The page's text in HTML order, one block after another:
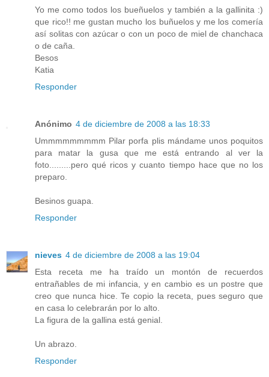
Yo me como todos los bueñuelos y también a la gallinita :)
que rico!! me gustan mucho los buñuelos y me los comería
así solitas con azúcar o con un poco de miel de chanchaca
o de caña.
Besos
Katia
Responder
Anónimo 4 de diciembre de 2008 a las 18:33
Ummmmmmmmm Pilar porfa plis mándame unos poquitos
para matar la gusa que me está entrando al ver la
foto.........pero qué ricos y cuanto tiempo hace que no los
preparo.
Besinos guapa.
Responder
nieves 4 de diciembre de 2008 a las 19:04
Esta receta me ha traído un montón de recuerdos
entrañables de mi infancia, y en cambio es un postre que
creo que nunca hice. Te copio la receta, pues seguro que
en casa lo celebrarán por lo alto.
La figura de la gallina está genial.
Un abrazo.
Responder